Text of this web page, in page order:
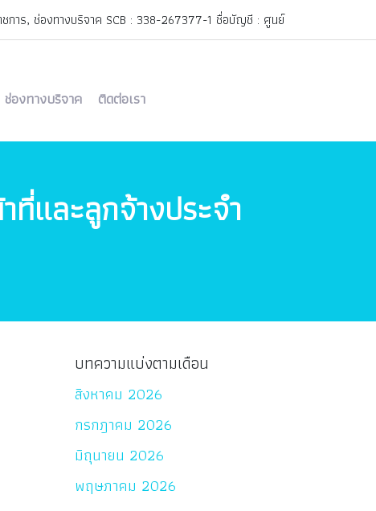
าร, ช่องทางบริจาค SCB : 338-267377-1 ชื่อบัญชี : ศูนย์
ช่องทางบริจาค ติดต่อเรา
ที่และลูกจ้างประจำ
บทความแบ่งตามเดือน
สิงหาคม 2026
กรกฎาคม 2026
มิถุนายน 2026
พฤษภาคม 2026